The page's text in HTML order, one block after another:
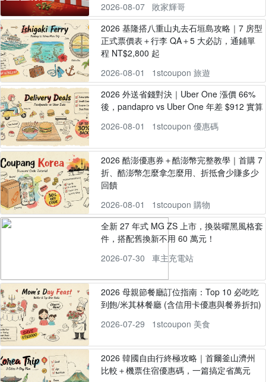
2026-08-07
敗家輝哥
2026 基隆搭八重山丸去石垣島攻略｜7 房型
正式票價表＋行李 QA＋5 大必訪，通鋪單
程 NT$2,800 起
2026-08-01
1stcoupon 旅遊
2026 外送省錢對決｜Uber One 漲價 66%
後，pandapro vs Uber One 年差 $912 實算
2026-08-01
1stcoupon 優惠碼
2026 酷澎優惠券＋酷澎幣完整教學｜首購 7
折、酷澎幣怎麼拿怎麼用、折抵會少賺多少
回饋
2026-08-01
1stcoupon 購物
全新 27 年式 MG ZS 上市，換裝曜黑風格套
件，搭配舊換新不用 60 萬元！
2026-07-30
車主充電站
2026 母親節餐廳訂位指南：Top 10 必吃吃
到飽/米其林餐廳 (含信用卡優惠與餐券折扣)
2026-07-29
1stcoupon 美食
2026 韓國自由行終極攻略｜首爾釜山濟州
比較＋機票住宿優惠碼，一篇搞定省萬元